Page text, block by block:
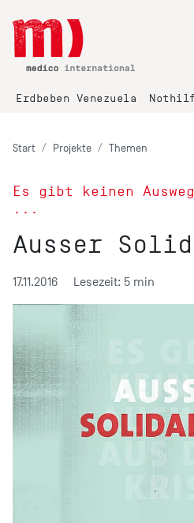
Erdbeben Venezuela
Start Projekte Themen
Es gibt keinen
...
Ausser
17.11.2016 Lesezeit: 5 min